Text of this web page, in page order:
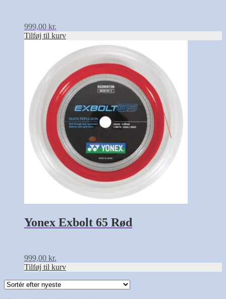
999,00 kr.
Tilføj til kurv
Yonex Exbolt 65 Rød
999,00 kr.
Tilføj til kurv